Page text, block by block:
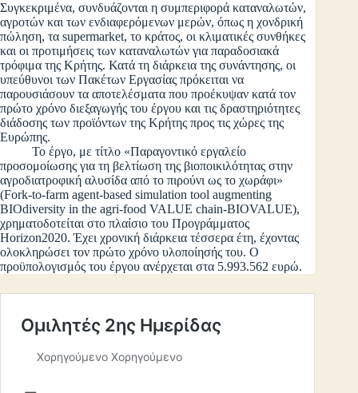
Συγκεκριμένα, συνδυάζονται η συμπεριφορά καταναλωτών,
αγροτών και των ενδιαφερόμενων μερών, όπως η χονδρική
πώληση, τα supermarket, το κράτος, οι κλιματικές συνθήκες
και οι προτιμήσεις των καταναλωτών για παραδοσιακά
τρόφιμα της Κρήτης. Κατά τη διάρκεια της συνάντησης, οι
υπεύθυνοι των Πακέτων Εργασίας πρόκειται να
παρουσιάσουν τα αποτελέσματα που προέκυψαν κατά τον
πρώτο χρόνο διεξαγωγής του έργου και τις δραστηριότητες
διάδοσης των προϊόντων της Κρήτης προς τις χώρες της
Ευρώπης.
Το έργο, με τίτλο «Παραγοντικό εργαλείο
προσομοίωσης για τη βελτίωση της βιοποικιλότητας στην
αγροδιατροφική αλυσίδα από το πιρούνι ως το χωράφι»
(Fork-to-farm agent-based simulation tool augmenting
BIOdiversity in the agri-food VALUE chain-BIOVALUE),
χρηματοδοτείται στο πλαίσιο του Προγράμματος
Horizon2020. Έχει χρονική διάρκεια τέσσερα έτη, έχοντας
ολοκληρώσει τον πρώτο χρόνο υλοποίησής του. Ο
προϋπολογισμός του έργου ανέρχεται στα 5.993.562 ευρώ.